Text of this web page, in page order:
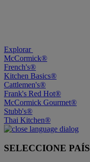
Explorar
McCormick®
French's®
Kitchen Basics®
Cattlemen's®
Frank's Red Hot®
McCormick Gourmet®
Stubb's®
Thai Kitchen®
SELECCIONE PAÍS